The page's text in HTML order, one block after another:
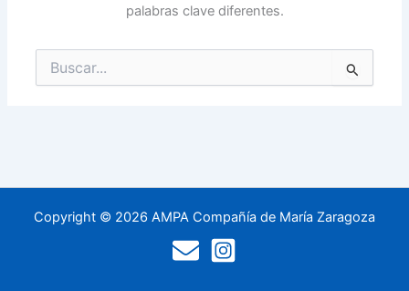
palabras clave diferentes.
por:
Copyright © 2026 AMPA Compañía de María Zaragoza